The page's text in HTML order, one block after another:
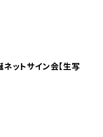
ネットサイン会【生写